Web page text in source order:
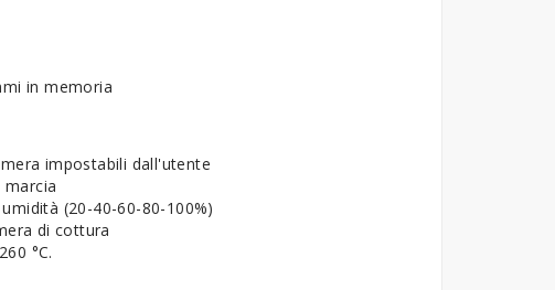
in memoria
impostabili dall'utente
marcia
(20-40-60-80-100%)
di cottura
°C.